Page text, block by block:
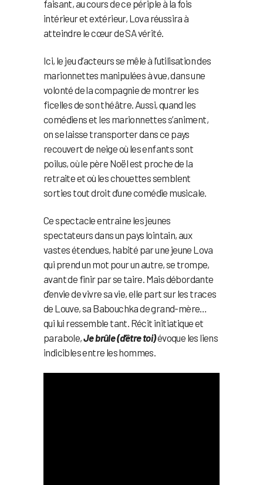
faisant, au cours de ce périple à la fois
intérieur et extérieur, Lova réussira à
atteindre le cœur de SA vérité.
Ici, le jeu d’acteurs se mêle à l’utilisation des
marionnettes manipulées à vue, dans une
volonté de la compagnie de montrer les
ficelles de son théâtre. Aussi, quand les
comédiens et les marionnettes s’animent,
on se laisse transporter dans ce pays
recouvert de neige où les enfants sont
poilus, où le père Noël est proche de la
retraite et où les chouettes semblent
sorties tout droit d’une comédie musicale.
Ce spectacle entraine les jeunes
spectateurs dans un pays lointain, aux
vastes étendues, habité par une jeune Lova
qui prend un mot pour un autre, se trompe,
avant de finir par se taire. Mais débordante
d’envie de vivre sa vie, elle part sur les traces
de Louve, sa Babouchka de grand-mère…
qui lui ressemble tant. Récit initiatique et
parabole,Je brûle (d’être toi)évoque les liens
indicibles entre les hommes.